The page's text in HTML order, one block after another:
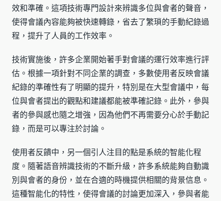
效和準確。這項技術專門設計來辨識多位與會者的聲音，
使得會議內容能夠被快速轉錄，省去了繁瑣的手動紀錄過
程，提升了人員的工作效率。
技術實施後，許多企業開始著手對會議的運行效率進行評
估。根據一項針對不同企業的調查，多數使用者反映會議
紀錄的準確性有了明顯的提升，特別是在大型會議中，每
位與會者提出的觀點和建議都能被準確記錄。此外，參與
者的參與感也隨之增強，因為他們不再需要分心於手動記
錄，而是可以專注於討論。
使用者反饋中，另一個引人注目的點是系統的智能化程
度。隨著語音辨識技術的不斷升級，許多系統能夠自動識
別與會者的身份，並在合適的時機提供相關的背景信息。
這種智能化的特性，使得會議的討論更加深入，參與者能